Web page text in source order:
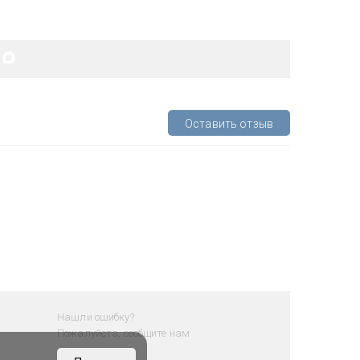
Оставить отзыв
Нашли ошибку?
Пожалуйста, сообщите нам